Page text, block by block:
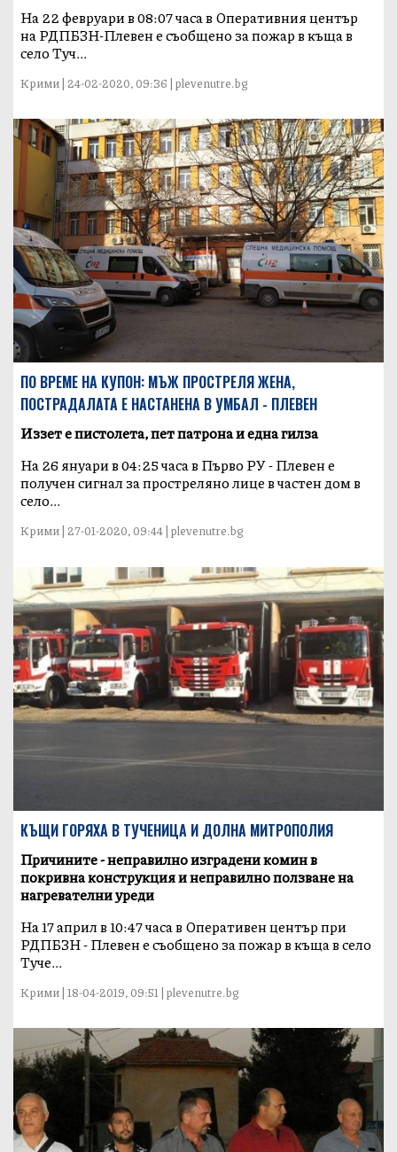
На 22 февруари в 08:07 часа в Оперативния център
на РДПБЗН-Плевен е съобщено за пожар в къща в
село Туч...
Крими | 24-02-2020, 09:36 | plevenutre.bg
ПО ВРЕМЕ НА КУПОН: МЪЖ ПРОСТРЕЛЯ ЖЕНА,
ПОСТРАДАЛАТА Е НАСТАНЕНА В УМБАЛ - ПЛЕВЕН
Иззет е пистолета, пет патрона и една гилза
На 26 януари в 04:25 часа в Първо РУ - Плевен е
получен сигнал за простреляно лице в частен дом в
село...
Крими | 27-01-2020, 09:44 | plevenutre.bg
КЪЩИ ГОРЯХА В ТУЧЕНИЦА И ДОЛНА МИТРОПОЛИЯ
Причините - неправилно изградени комин в
покривна конструкция и неправилно ползване на
нагревателни уреди
На 17 април в 10:47 часа в Оперативен център при
РДПБЗН - Плевен е съобщено за пожар в къща в село
Туче...
Крими | 18-04-2019, 09:51 | plevenutre.bg